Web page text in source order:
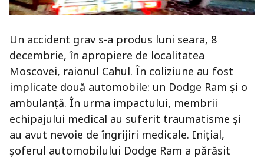
Un accident grav s-a produs luni seara, 8
decembrie, în apropiere de localitatea
Moscovei, raionul Cahul. În coliziune au fost
implicate două automobile: un Dodge Ram și o
ambulanță. În urma impactului, membrii
echipajului medical au suferit traumatisme și
au avut nevoie de îngrijiri medicale. Inițial,
șoferul automobilului Dodge Ram a părăsit